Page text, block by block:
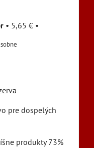
• 5,65 € •
pre dospelých
produkty 73%